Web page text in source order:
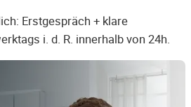
Erstgespräch + klare
i. d. R. innerhalb von 24h.